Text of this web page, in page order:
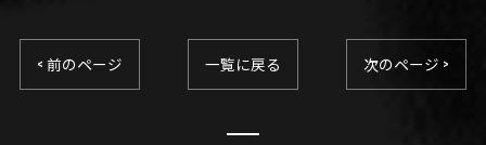
< 前のページ 一覧に戻る 次のページ >